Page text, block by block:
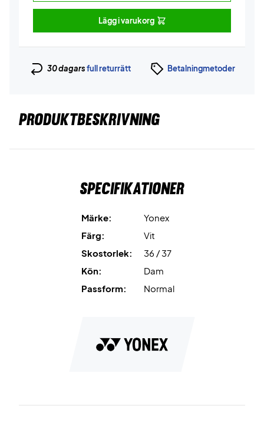
Lägg i varukorg
30 dagarsfull returrätt Betalningmetoder
PRODUKTBESKRIVNING
Specifikationer
Märke:
Yonex
Färg:
Vit
Skostorlek:
36 / 37
Kön:
Dam
Passform:
Normal